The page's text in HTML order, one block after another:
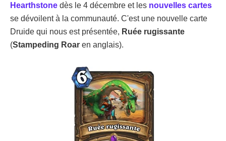
Hearthstone dès le 4 décembre et les nouvelles cartes
se dévoilent à la communauté. C'est une nouvelle carte
Druide qui nous est présentée, Ruée rugissante
(Stampeding Roar en anglais).